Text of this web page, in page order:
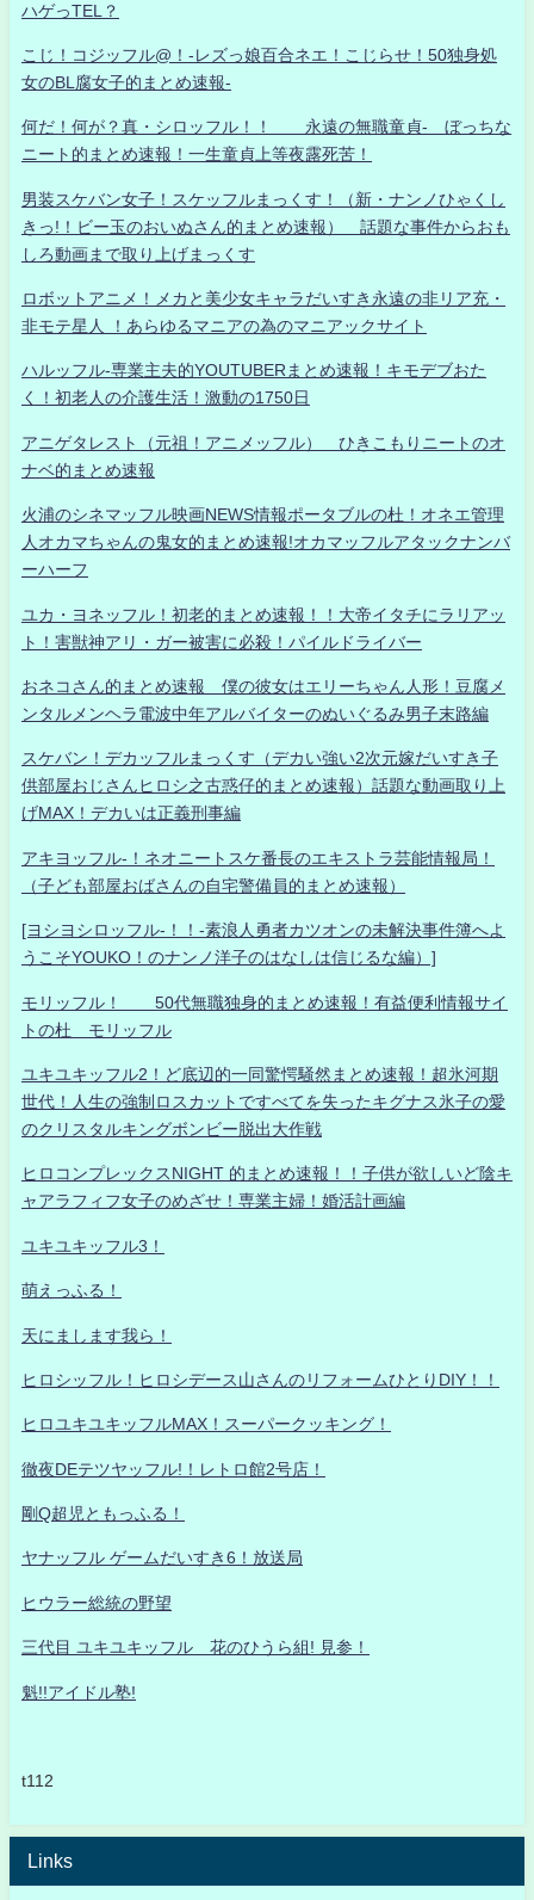
ハゲっTEL？
こじ！コジッフル@！-レズっ娘百合ネエ！こじらせ！50独身処
女のBL腐女子的まとめ速報-
何だ！何が？真・シロッフル！！ 永遠の無職童貞- ぼっちな
ニート的まとめ速報！一生童貞上等夜露死苦！
男装スケバン女子！スケッフルまっくす！（新・ナンノひゃくし
きっ!！ビー玉のおいぬさん的まとめ速報） 話題な事件からおも
しろ動画まで取り上げまっくす
ロボットアニメ！メカと美少女キャラだいすき永遠の非リア充・
非モテ星人 ！あらゆるマニアの為のマニアックサイト
ハルッフル-専業主夫的YOUTUBERまとめ速報！キモデブおた
く！初老人の介護生活！激動の1750日
アニゲタレスト（元祖！アニメッフル） ひきこもりニートのオ
ナベ的まとめ速報
火浦のシネマッフル映画NEWS情報ポータブルの杜！オネエ管理
人オカマちゃんの鬼女的まとめ速報!オカマッフルアタックナンバ
ーハーフ
ユカ・ヨネッフル！初老的まとめ速報！！大帝イタチにラリアッ
ト！害獣神アリ・ガー被害に必殺！パイルドライバー
おネコさん的まとめ速報 僕の彼女はエリーちゃん人形！豆腐メ
ンタルメンヘラ電波中年アルバイターのぬいぐるみ男子末路編
スケバン！デカッフルまっくす（デカい強い2次元嫁だいすき子
供部屋おじさんヒロシ之古惑仔的まとめ速報）話題な動画取り上
げMAX！デカいは正義刑事編
アキヨッフル-！ネオニートスケ番長のエキストラ芸能情報局！
（子ども部屋おばさんの自宅警備員的まとめ速報）
[ヨシヨシロッフル-！！-素浪人勇者カツオンの未解決事件簿へよ
うこそYOUKO！のナンノ洋子のはなしは信じるな編）]
モリッフル！ 50代無職独身的まとめ速報！有益便利情報サイ
トの杜 モリッフル
ユキユキッフル2！ど底辺的一同驚愕騒然まとめ速報！超氷河期
世代！人生の強制ロスカットですべてを失ったキグナス氷子の愛
のクリスタルキングボンビー脱出大作戦
ヒロコンプレックスNIGHT 的まとめ速報！！子供が欲しいど陰キ
ャアラフィフ女子のめざせ！専業主婦！婚活計画編
ユキユキッフル3！
萌えっふる！
天にまします我ら！
ヒロシッフル！ヒロシデース山さんのリフォームひとりDIY！！
ヒロユキユキッフルMAX！スーパークッキング！
徹夜DEテツヤッフル!！レトロ館2号店！
剛Q超児ともっふる！
ヤナッフル ゲームだいすき6！放送局
ヒウラー総統の野望
三代目 ユキユキッフル 花のひうら組! 見参！
魁!!アイドル塾!
t112
Links